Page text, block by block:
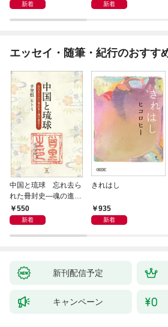
新着 新着
エッセイ・随筆・紀行のおすす
中国と琉球 忘れ去ら
れた冊封史―魂の進化
―550
新着
きれはし
935
新着
新刊配信予定
キャンペーン